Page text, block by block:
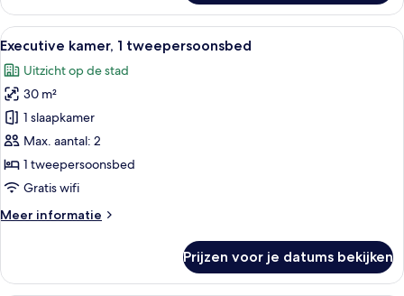
2
eenpersoonsbedden,
balkon
Alle
foto's
voor
Executive
kamer,
1
tweepersoonsbed
laden
Een moderne hotelkamer met een
7
Executive kamer, 1 tweepersoonsbed
Uitzicht op de stad
30 m²
1 slaapkamer
Max. aantal: 2
1 tweepersoonsbed
Gratis wifi
Meer informatie
Meer
kamer,
Prijzen voor je datums bekijken